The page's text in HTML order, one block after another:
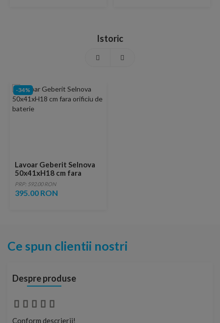
Istoric
-34%
Lavoar Geberit Selnova
50x41xH18 cm fara
orificiu de baterie
PRP: 592.00 RON
395.00 RON
Ce spun clientii nostri
Despre produse
Conform descrierii!